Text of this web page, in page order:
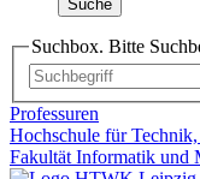
Suche
Suchbox. Bitte
Professuren
Hochschule für
Fakultät Informatik und